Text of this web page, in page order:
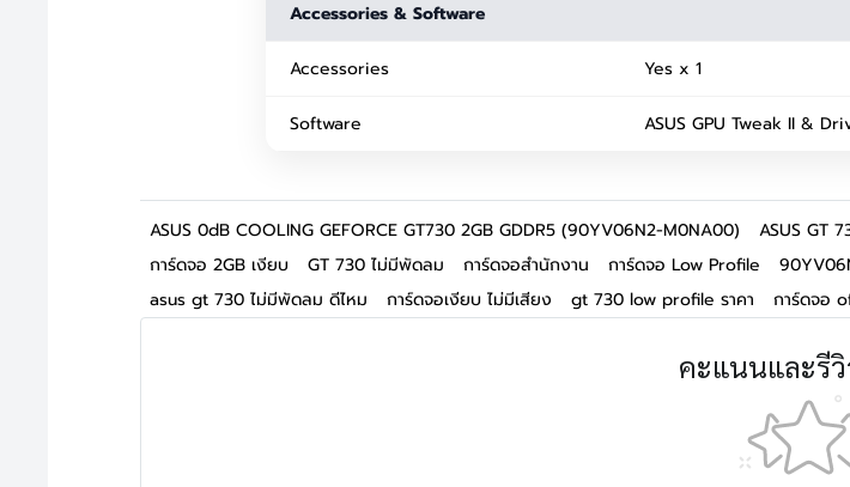
Accessories & Software
Accessories Yes x 1
Software ASUS GPU Tweak II &
ASUS 0dB COOLING GEFORCE GT730 2GB GDDR5 (90YV06N2-M0NA00) ASUS GT
การ์ดจอ 2GB เงียบ
GT 730 ไม่มีพัดลม การ์ดจอสำนักงาน การ์ดจอ Low Profile
asus gt 730 ไม่มีพัดลม ดีไหม
การ์ดจอเงียบ ไม่มีเสียง gt 730 low profile ราคา การ์ดจอ
คะแนนและรี